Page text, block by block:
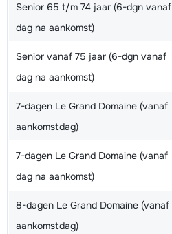
Senior 65 t/m 74 jaar (6-dgn vanaf
dag na aankomst)
Senior vanaf 75 jaar (6-dgn vanaf
dag na aankomst)
7-dagen Le Grand Domaine (vanaf
aankomstdag)
7-dagen Le Grand Domaine (vanaf
dag na aankomst)
8-dagen Le Grand Domaine (vanaf
aankomstdag)